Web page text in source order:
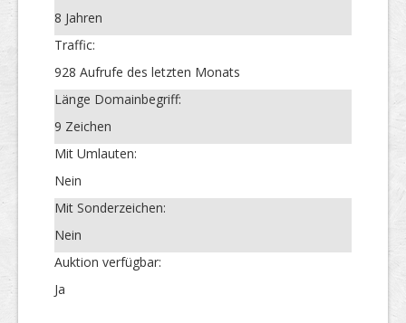
8 Jahren
Traffic:
928 Aufrufe des letzten Monats
Länge Domainbegriff:
9 Zeichen
Mit Umlauten:
Nein
Mit Sonderzeichen:
Nein
Auktion verfügbar:
Ja